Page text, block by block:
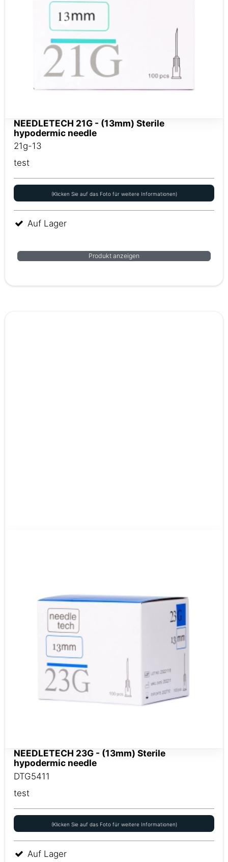
NEEDLETECH 21G - (13mm) Sterile
hypodermic needle
21g-13
test
(Klicken Sie auf das Foto für weitere Informationen)
Auf Lager
Produkt anzeigen
NEEDLETECH 23G - (13mm) Sterile
hypodermic needle
DTG5411
test
(Klicken Sie auf das Foto für weitere Informationen)
Auf Lager